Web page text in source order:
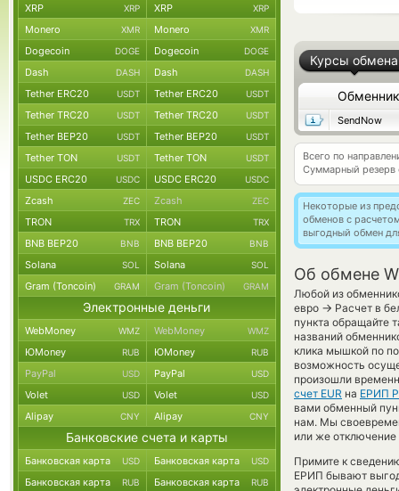
Курсы обмена
Обменник
SendNow
Всего по
Суммарный резерв
Некоторые из
обменов с
выгодный обмен
Об обмене
Любой из
евро → Расчет в
пункта обращайте
названий
клика мышкой по
возможность
произошли
счет EUR на ЕРИП
вами обменный
нам. Мы
или же отключение
Примите к
ЕРИП бывают
XRP XRP XRP XRP
Monero XMR Monero XMR
Dogecoin DOGE Dogecoin DOGE
Dash DASH Dash DASH
Tether ERC20 USDT Tether ERC20 USDT
Tether TRC20 USDT Tether TRC20 USDT
Tether BEP20 USDT Tether BEP20 USDT
Tether TON USDT Tether TON USDT
USDC ERC20 USDC USDC ERC20 USDC
Zcash ZEC Zcash ZEC
TRON TRX TRON TRX
BNB BEP20 BNB BNB BEP20 BNB
Solana SOL Solana SOL
Gram (Toncoin) GRAM Gram (Toncoin) GRAM
Электронные деньги
WebMoney WMZ WebMoney WMZ
ЮMoney RUB ЮMoney RUB
PayPal USD PayPal USD
Volet USD Volet USD
Alipay CNY Alipay CNY
Банковские счета и карты
Банковская карта USD Банковская карта USD
Банковская карта RUB Банковская карта RUB